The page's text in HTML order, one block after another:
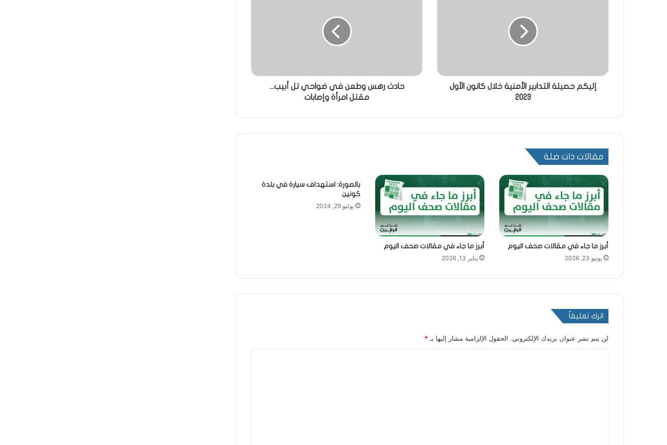
إليكم حصيلة التدابير الأمنية خلال كانون الأول
2023
حادث رهس وطعن في ضواحي تل أبيب...
مقتل امرأة وإصابات
مقالات ذات صلة
أبرز ما جاء في مقالات صحف اليوم
يونيو 23, 2026
أبرز ما جاء في مقالات صحف اليوم
يناير 13, 2026
بالصورة: استهداف سيارة في بلدة
كونين
يوليو 29, 2024
اترك تعليقاً
لن يتم نشر عنوان بريدك الإلكتروني. الحقول الإلزامية مشار إليها بـ *